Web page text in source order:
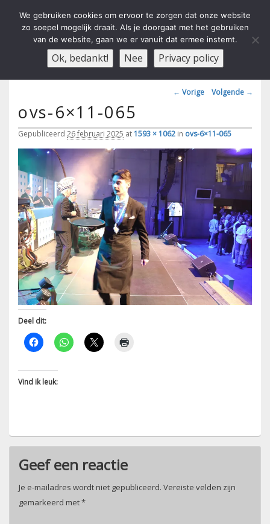
Carnavals Verain Der Ouwe
Voesbalsjong
anno 1959 va R.K.T.S.V. Menu
Afbeeldingsnavigatie
← Vorige Volgende →
ovs-6×11-065
Gepubliceerd 26 februari 2025 at1593 × 1062 in ovs-6×11-065
Deel dit:
Vind ik leuk:
Geef een reactie
Je e-mailadres wordt niet gepubliceerd. Vereiste velden zijn
gemarkeerd met*
We gebruiken cookies om ervoor te zorgen dat onze website
zo soepel mogelijk draait. Als je doorgaat met het gebruiken
van de website, gaan we er vanuit dat ermee instemt.
Ok, bedankt! Nee Privacy policy